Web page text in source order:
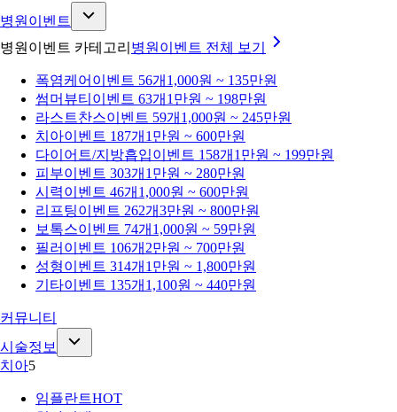
병원이벤트
병원이벤트 카테고리 병원이벤트 전체 보기
폭염케어 이벤트 56개 1,000원 ~ 135만원
썸머뷰티 이벤트 63개 1만원 ~ 198만원
라스트찬스이벤트 59개 1,000원 ~ 245만원
치아이벤트 187개 1만원 ~ 600만원
다이어트/지방흡입이벤트 158개 1만원 ~ 199만원
피부이벤트 303개 1만원 ~ 280만원
시력이벤트 46개 1,000원 ~ 600만원
리프팅이벤트 262개3만원 ~ 800만원
보톡스이벤트 74개 1,000원 ~ 59만원
필러 이벤트 106개 2만원 ~ 700만원
성형이벤트 314개 1만원 ~ 1,800만원
기타이벤트 135개 1,100원 ~ 440만원
커뮤니티
시술정보
치아5
임플란트HOT